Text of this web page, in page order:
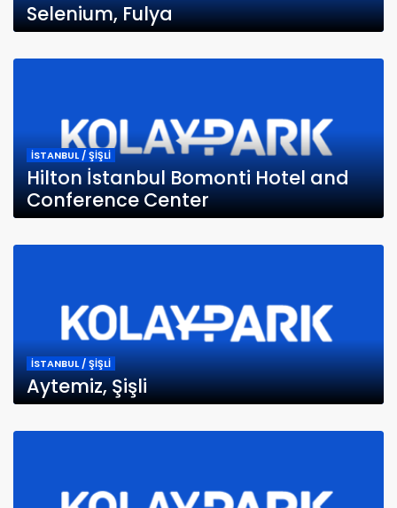
Selenium, Fulya
İSTANBUL / ŞİŞLİ
Hilton İstanbul Bomonti Hotel and
Conference Center
İSTANBUL / ŞİŞLİ
Aytemiz, Şişli